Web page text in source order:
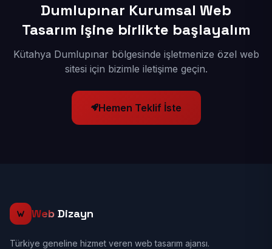
Dumlupınar Kurumsal Web
Tasarım işine birlikte başlayalım
Kütahya Dumlupınar bölgesinde işletmenize özel web
sitesi için bizimle iletişime geçin.
Hemen Teklif İste
Web Dizayn
Türkiye geneline hizmet veren web tasarım ajansı.